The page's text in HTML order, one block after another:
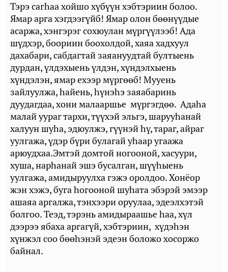
Тэрэ сагһаа хойшо хүбүүн хэбтэриин болоо.
Ямар арга хэгдээгүйб! Ямар олон бөөнүүдые
асаржа, хэнгэрэг сохюулан мүргүүлээб! Ада
шүдхэр, боориин боохолдой, хаяа хадхуул
дахабари, сабдагтай заяануудтай бултыень
дурдан, үлдэхыень үлдэн, хүндэлхыень
хүндэлэн, ямар ехээр мүргөөб! Мууень
зайлуулжа, һайень, һүнэһэ заяабаринь
дуудагдаа, хони малааршье мүргэгдөө. Адаһа
малай уураг тархи, түүхэй эльгэ, шарууһанай
халуун шуһа, эдюулжэ, гүүнэй һү, тараг, айраг
уулгажа, үдэр бүри булагай уһаар угаажа
арюудхаа.Эмтэй домтой ногооной, хасуури,
хуша, нарһанай эшэ бусалган, шүүһыень
уулгажа, амидыруулха гэжэ оролдоо. Хонёор
жэн хэжэ, буга һогооной шуһата эбэрэй эмээр
ашаяа аргалжа, тэнхээри оруулаа, эдеэлхэтэй
болгоо. Теэд, тэрэнь амидыраашье һаа, хүл
дээрээ ябаха аргагүй, хэбтэриин, хүдэһэн
хүнжэл соо бөөһэнэй эдеэн боложо хосоржо
байнал.